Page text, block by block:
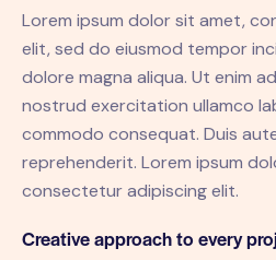
Lorem ipsum dolor sit amet,
elit, sed do eiusmod tempor
dolore magna aliqua. Ut enim
nostrud exercitation ullamco
commodo consequat. Duis
reprehenderit. Lorem ipsum
consectetur adipiscing elit.
Creative approach to every